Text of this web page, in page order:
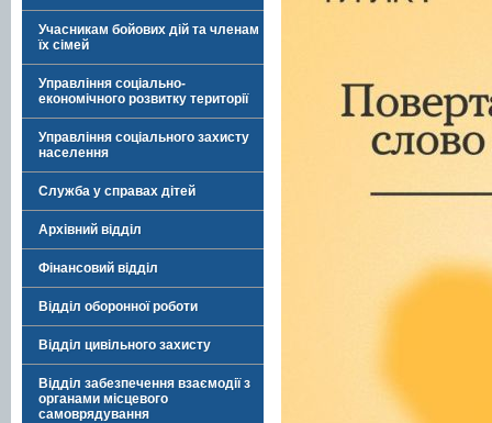
Учасникам бойових дій та членам
їх сімей
Управління соціально-
економічного розвитку території
Управління соціального захисту
населення
Служба у справах дітей
Архівний відділ
Фінансовий відділ
Відділ оборонної роботи
Відділ цивільного захисту
Відділ забезпечення взаємодії з
органами місцевого
самоврядування